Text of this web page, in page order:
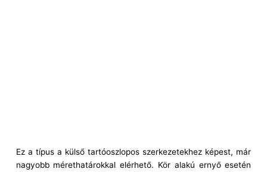
Ez a típus a külső tartóoszlopos szerkezetekhez képest, már
nagyobb mérethatárokkal elérhető. Kör alakú ernyő esetén